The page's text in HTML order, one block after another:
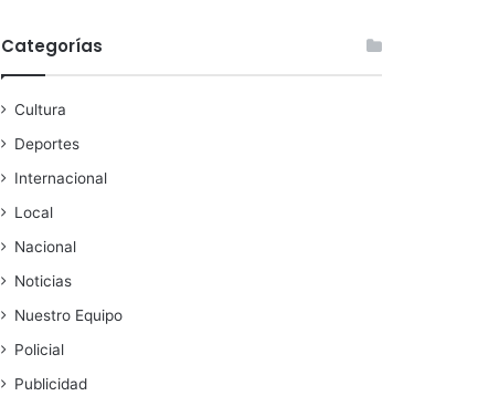
Categorías
Cultura
Deportes
Internacional
Local
Nacional
Noticias
Nuestro Equipo
Policial
Publicidad